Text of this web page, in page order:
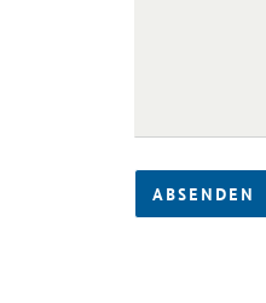
ABSENDEN